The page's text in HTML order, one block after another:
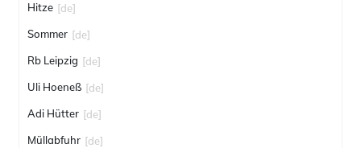
Hitze [de]
Sommer [de]
Rb Leipzig [de]
Uli Hoeneß [de]
Adi Hütter [de]
Müllabfuhr [de]